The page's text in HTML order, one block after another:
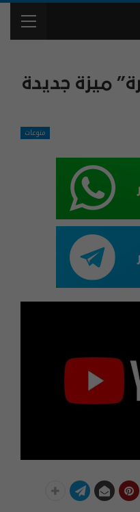
ميزة جديدة
منوعات